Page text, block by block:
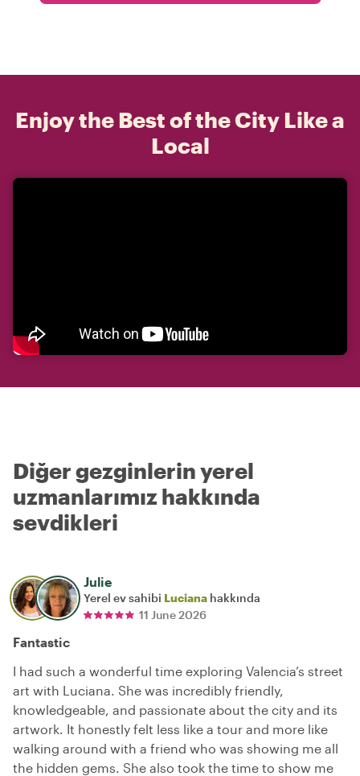
Enjoy the Best of the City Like a
Local
Diğer gezginlerin yerel
uzmanlarımız hakkında
sevdikleri
Julie
Yerel ev sahibi Luciana hakkında
11 June 2026
Fantastic
I had such a wonderful time exploring Valencia’s street
art with Luciana. She was incredibly friendly,
knowledgeable, and passionate about the city and its
artwork. It honestly felt less like a tour and more like
walking around with a friend who was showing me all
the hidden gems. She also took the time to show me